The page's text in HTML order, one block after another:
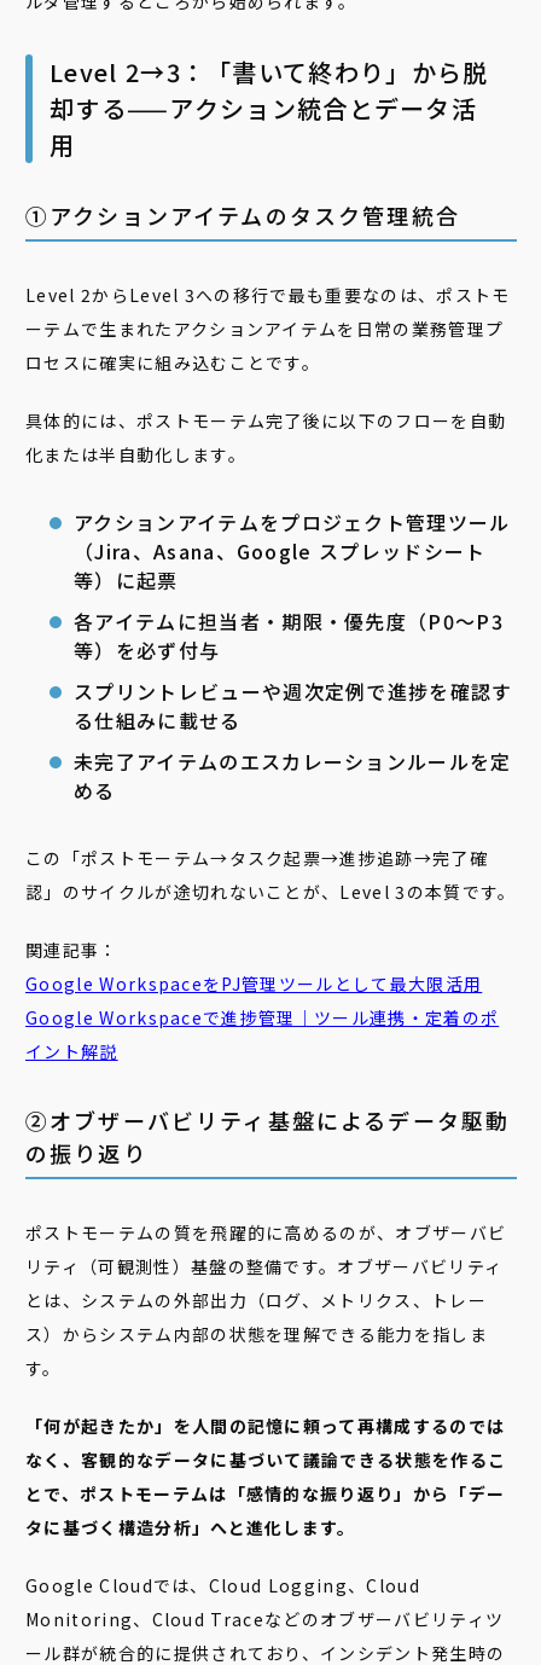
Level 2→3：「書いて終わり」から脱
却する——アクション統合とデータ活
用
➀アクションアイテムのタスク管理統合
Level 2からLevel 3への移行で最も重要なのは、ポストモ
ーテムで生まれたアクションアイテムを日常の業務管理プ
ロセスに確実に組み込むことです。
具体的には、ポストモーテム完了後に以下のフローを自動
化または半自動化します。
アクションアイテムをプロジェクト管理ツール
（Jira、Asana、Google スプレッドシート
等）に起票
各アイテムに担当者・期限・優先度（P0〜P3
等）を必ず付与
スプリントレビューや週次定例で進捗を確認す
る仕組みに載せる
未完了アイテムのエスカレーションルールを定
める
この「ポストモーテム→タスク起票→進捗追跡→完了確
認」のサイクルが途切れないことが、Level 3の本質です。
関連記事：
Google WorkspaceをPJ管理ツールとして最大限活用
Google Workspaceで進捗管理｜ツール連携・定着のポ
イント解説
②オブザーバビリティ基盤によるデータ駆動
の振り返り
ポストモーテムの質を飛躍的に高めるのが、オブザーバビ
リティ（可観測性）基盤の整備です。オブザーバビリティ
とは、システムの外部出力（ログ、メトリクス、トレー
ス）からシステム内部の状態を理解できる能力を指しま
す。
「何が起きたか」を人間の記憶に頼って再構成するのでは
なく、客観的なデータに基づいて議論できる状態を作るこ
とで、ポストモーテムは「感情的な振り返り」から「デー
タに基づく構造分析」へと進化します。
Google Cloudでは、Cloud Logging、Cloud
Monitoring、Cloud Traceなどのオブザーバビリティツ
ール群が統合的に提供されており、インシデント発生時の